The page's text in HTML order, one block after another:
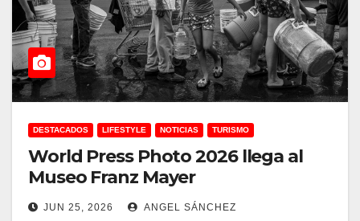
DESTACADOS LIFESTYLE NOTICIAS TURISMO
World Press Photo 2026 llega al
Museo Franz Mayer
JUN 25, 2026 ANGEL SÁNCHEZ